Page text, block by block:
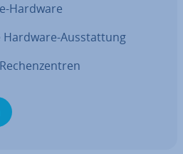
Hardware
Aus­stat­tung